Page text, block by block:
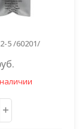
5 /60201/